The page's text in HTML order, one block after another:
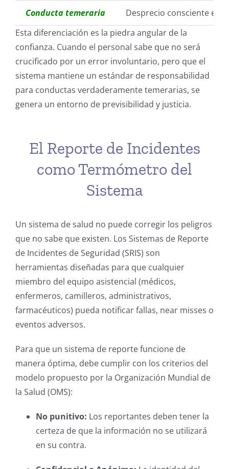
Conducta temeraria
Desprecio consciente e
Esta diferenciación es la piedra angular de la
confianza. Cuando el personal sabe que no será
crucificado por un error involuntario, pero que el
sistema mantiene un estándar de responsabilidad
para conductas verdaderamente temerarias, se
genera un entorno de previsibilidad y justicia.
El Reporte de Incidentes
como Termómetro del
Sistema
Un sistema de salud no puede corregir los peligros
que no sabe que existen. Los Sistemas de Reporte
de Incidentes de Seguridad (SRIS) son
herramientas diseñadas para que cualquier
miembro del equipo asistencial (médicos,
enfermeros, camilleros, administrativos,
farmacéuticos) pueda notificar fallas, near misses o
eventos adversos.
Para que un sistema de reporte funcione de
manera óptima, debe cumplir con los criterios del
modelo propuesto por la Organización Mundial de
la Salud (OMS):
No punitivo: Los reportantes deben tener la
certeza de que la información no se utilizará
en su contra.